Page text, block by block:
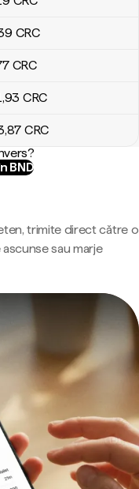
CRC
CRC
,93 CRC
,87 CRC
BND
trimite direct către o
ascunse sau marje